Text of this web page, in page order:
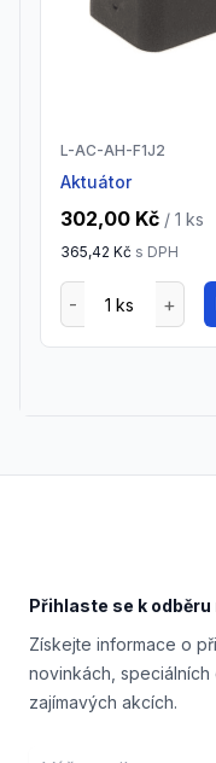
L-AC-AH-F1J2
Aktuátor
302,00 Kč / 1 ks
365,42 Kč s DPH
Přihlaste se k odběru
Získejte informace o
novinkách,
zajímavých akcích.